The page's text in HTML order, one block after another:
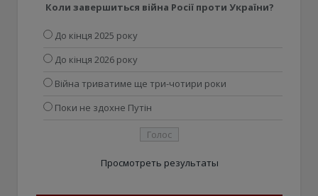
Коли завершиться війна Росії проти України?
До кінця 2025 року
До кінця 2026 року
Війна триватиме ще три-чотири роки
Поки не здохне Путін
Просмотреть результаты